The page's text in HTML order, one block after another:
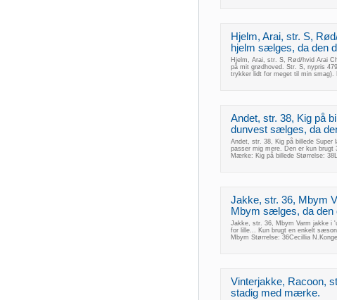
Hjelm, Arai, str. S,
hjelm sælges, da den
Hjelm, Arai, str. S, Rød/hvid Arai
på mit grødhoved. Str. S, nypris
trykker lidt for meget til min smag).
Andet, str. 38, Kig på
dunvest sælges, da
Andet, str. 38, Kig på billede
passer mig mere. Den er kun brugt
Mærke: Kig på billede Størrelse:
Jakke, str. 36, Mbym
Mbym sælges, da
Jakke, str. 36, Mbym Varm jakke i
for lille... Kun brugt en enkelt
Mbym Størrelse: 36Cecillia
Vinterjakke, Racoon,
stadig med mærke.